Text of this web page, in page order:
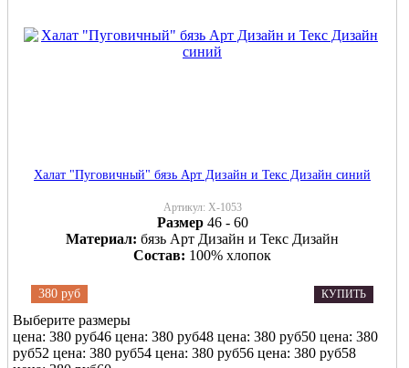
Халат "Пуговичный" бязь Арт Дизайн и Текс Дизайн синий
Артикул: Х-1053
Размер 46 - 60
Материал: бязь Арт Дизайн и Текс Дизайн
Состав: 100% хлопок
380 руб КУПИТЬ
Выберите размеры
цена: 380 руб46 цена: 380 руб48 цена: 380 руб50 цена: 380
руб52 цена: 380 руб54 цена: 380 руб56 цена: 380 руб58